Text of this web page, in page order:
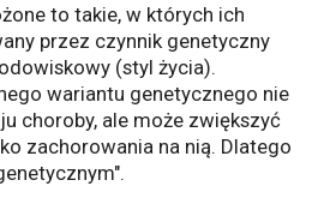
to takie, w których ich
przez czynnik genetyczny
(styl życia).
wariantu genetycznego nie
choroby, ale może zwiększyć
zachorowania na nią. Dlatego